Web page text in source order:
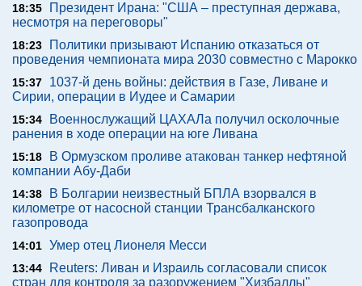
18:35
Президент Ирана: "США – преступная держава,
несмотря на переговоры"
18:23
Политики призывают Испанию отказаться от
проведения чемпионата мира 2030 совместно с Марокко
15:37
1037-й день войны: действия в Газе, Ливане и
Сирии, операции в Иудее и Самарии
15:34
Военнослужащий ЦАХАЛа получил осколочные
ранения в ходе операции на юге Ливана
15:18
В Ормузском проливе атакован танкер нефтяной
компании Абу-Даби
14:38
В Болгарии неизвестный БПЛА взорвался в
километре от насосной станции Трансбалканского
газопровода
14:01 Умер отец Лионеля Месси
13:44
Reuters: Ливан и Израиль согласовали список
стран для контроля за разоружением "Хизбаллы"